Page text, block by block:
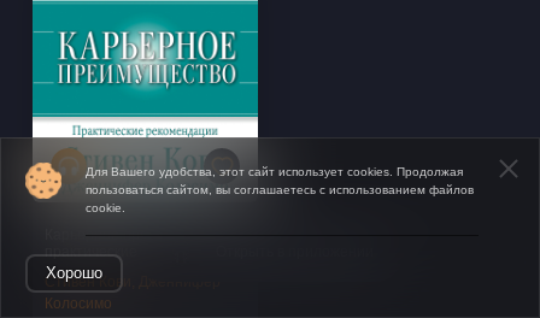
Карьерное преимущество:
практические рекомендации
Стивен Кови, Дженнифер
Колосимо
Для Вашего удобства, этот сайт использует cookies. Продолжая
пользоваться сайтом, вы соглашаетесь с использованием файлов
cookie.
Хорошо